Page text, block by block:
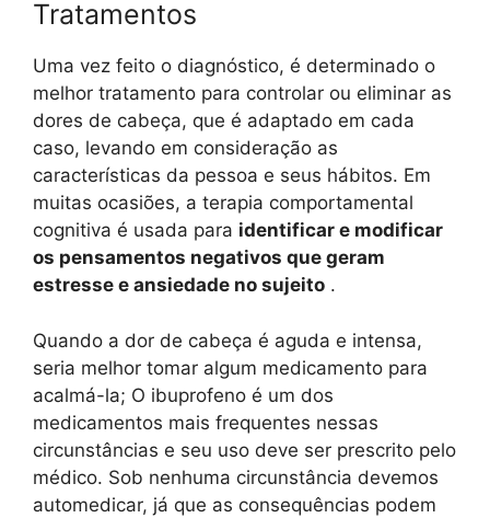
Tratamentos
Uma vez feito o diagnóstico, é determinado o
melhor tratamento para controlar ou eliminar as
dores de cabeça, que é adaptado em cada
caso, levando em consideração as
características da pessoa e seus hábitos. Em
muitas ocasiões, a terapia comportamental
cognitiva é usada para identificar e modificar
os pensamentos negativos que geram
estresse e ansiedade no sujeito .
Quando a dor de cabeça é aguda e intensa,
seria melhor tomar algum medicamento para
acalmá-la; O ibuprofeno é um dos
medicamentos mais frequentes nessas
circunstâncias e seu uso deve ser prescrito pelo
médico. Sob nenhuma circunstância devemos
automedicar, já que as consequências podem